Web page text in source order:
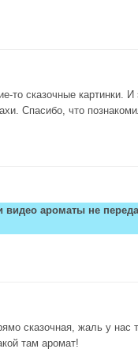
то сказочные картинки.
Спасибо, что
видео ароматы не
сказочная, жаль у нас
там аромат!